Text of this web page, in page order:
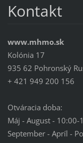
Kontakt
www.mhmo.sk
Kolónia 17
935 62 Pohronský
+ 421 949 200 156
Otváracia doba:
Máj - August - 10:00-
September - Apríl -